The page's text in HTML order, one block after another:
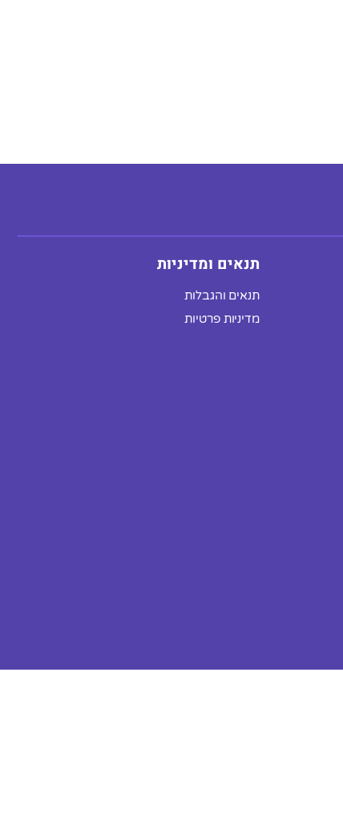
תנאים ומדיניות
תנאים והגבלות
מדיניות פרטיות